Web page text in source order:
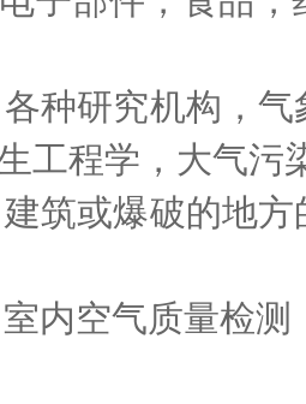
各种研究机构，
工程学，大气污
建筑或爆破的地
内空气质量检测